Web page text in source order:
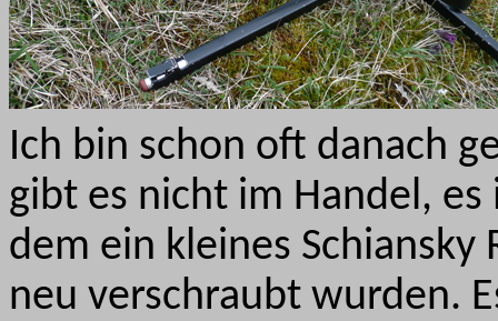
Ich bin schon oft danach
gibt es nicht im Handel,
dem ein kleines Schiansky
neu verschraubt wurden.